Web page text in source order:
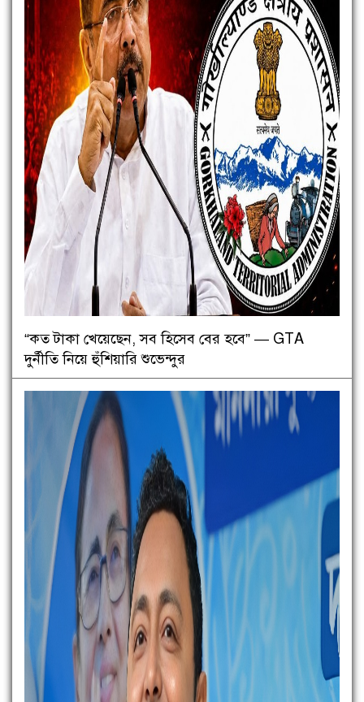
“কত টাকা খেয়েছেন, সব হিসেব বের হবে” — GTA
দুর্নীতি নিয়ে হুঁশিয়ারি শুভেন্দুর